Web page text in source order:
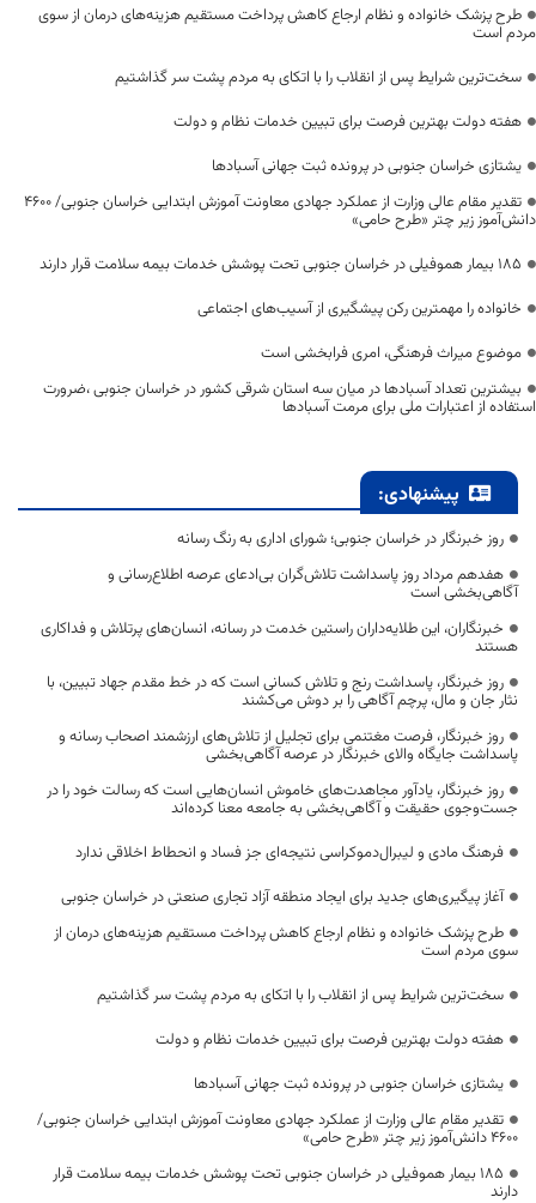
طرح پزشک خانواده و نظام ارجاع کاهش پرداخت مستقیم هزینه‌های درمان از سوی
مردم است
سخت‌ترین شرایط پس از انقلاب را با اتکای به مردم پشت سر گذاشتیم
هفته دولت بهترین فرصت برای تبیین خدمات نظام و دولت
یشتازی خراسان جنوبی در پرونده ثبت جهانی آسبادها
تقدیر مقام عالی وزارت از عملکرد جهادی معاونت آموزش ابتدایی خراسان جنوبی/ ۴۶۰۰
دانش‌آموز زیر چتر «طرح حامی»
۱۸۵ بیمار هموفیلی در خراسان جنوبی تحت پوشش خدمات بیمه سلامت قرار دارند
خانواده را مهمترین رکن پیشگیری از آسیب‌های اجتماعی
موضوع میراث فرهنگی، امری فرابخشی است
بیشترین تعداد آسبادها در میان سه استان شرقی کشور در خراسان جنوبی ،ضرورت
استفاده از اعتبارات ملی برای مرمت آسبادها
پیشنهادی:
روز خبرنگار در خراسان جنوبی؛ شورای اداری به رنگ رسانه
هفدهم مرداد روز پاسداشت تلاش‌گران بی‌ادعای عرصه اطلاع‌رسانی و
آگاهی‌بخشی است
خبرنگاران، این طلایه‌داران راستین خدمت در رسانه، انسان‌های پرتلاش و فداکاری
هستند
روز خبرنگار، پاسداشت رنج و تلاش کسانی است که در خط مقدم جهاد تبیین، با
نثار جان و مال، پرچم آگاهی را بر دوش می‌کشند
روز خبرنگار، فرصت مغتنمی برای تجلیل از تلاش‌های ارزشمند اصحاب رسانه و
پاسداشت جایگاه والای خبرنگار در عرصه آگاهی‌بخشی
روز خبرنگار، یادآور مجاهدت‌های خاموش انسان‌هایی است که رسالت خود را در
جست‌وجوی حقیقت و آگاهی‌بخشی به جامعه معنا کرده‌اند
فرهنگ مادی و لیبرال‌دموکراسی نتیجه‌ای جز فساد و انحطاط اخلاقی ندارد
آغاز پیگیری‌های جدید برای ایجاد منطقه آزاد تجاری صنعتی در خراسان جنوبی
طرح پزشک خانواده و نظام ارجاع کاهش پرداخت مستقیم هزینه‌های درمان از
سوی مردم است
سخت‌ترین شرایط پس از انقلاب را با اتکای به مردم پشت سر گذاشتیم
هفته دولت بهترین فرصت برای تبیین خدمات نظام و دولت
یشتازی خراسان جنوبی در پرونده ثبت جهانی آسبادها
تقدیر مقام عالی وزارت از عملکرد جهادی معاونت آموزش ابتدایی خراسان جنوبی/
۴۶۰۰ دانش‌آموز زیر چتر «طرح حامی»
۱۸۵ بیمار هموفیلی در خراسان جنوبی تحت پوشش خدمات بیمه سلامت قرار
دارند